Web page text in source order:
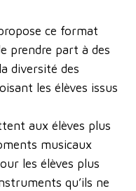
ce format
prendre part à des
diversité des
les élèves issus
aux élèves plus
musicaux
les élèves plus
qu’ils ne